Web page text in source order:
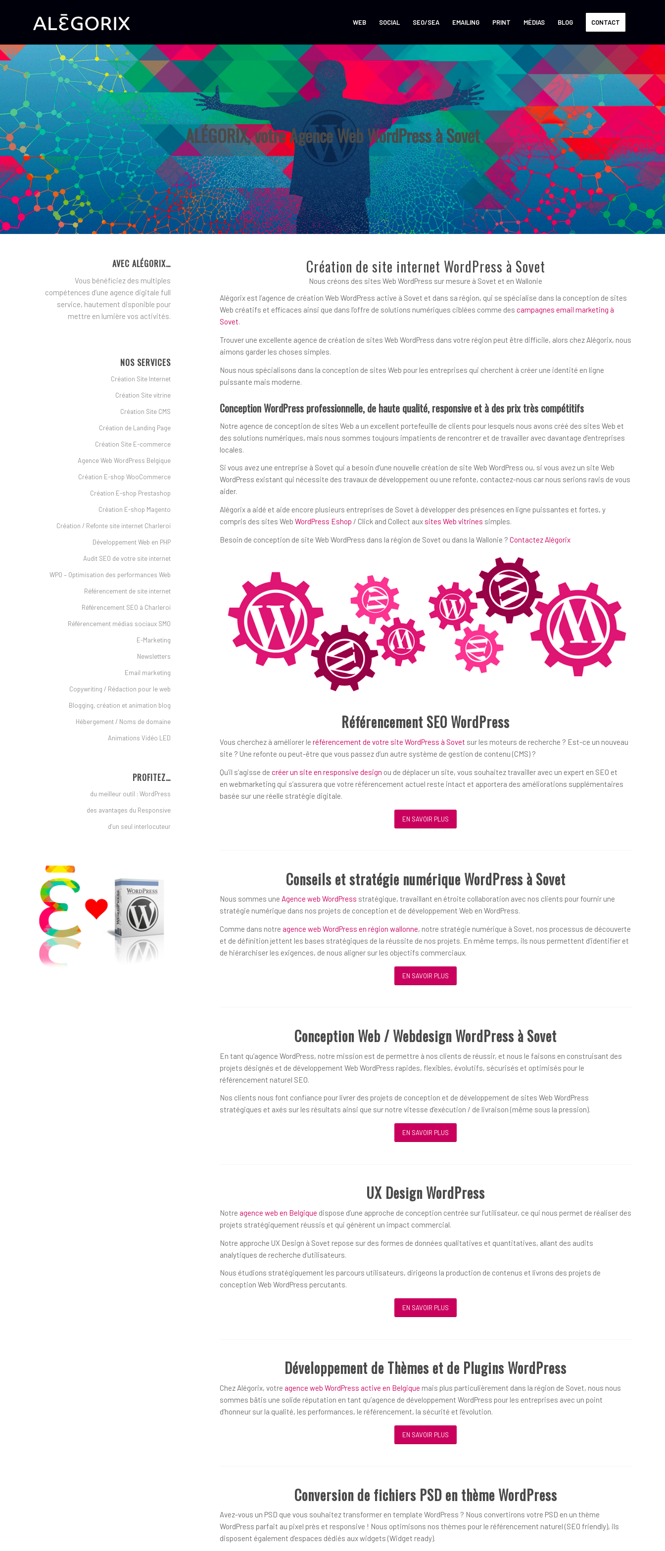
WEB SOCIAL SEO/SEA EMAILING PRINT MÉDIAS BLOG CONTACT
ALÉGORIX, votre Agence Web WordPress à Sovet
Création de site internet WordPress à Sovet
Nous créons des sites Web WordPress sur mesure à Sovet et en Wallonie
Alégorix est l’agence de création Web WordPress active à Sovet et dans sa région, qui se spécialise dans la conception de sites
Web créatifs et efficaces ainsi que dans l’offre de solutions numériques ciblées comme des campagnes email marketing à
Sovet.
Trouver une excellente agence de création de sites Web WordPress dans votre région peut être difficile, alors chez Alégorix, nous
aimons garder les choses simples.
Nous nous spécialisons dans la conception de sites Web pour les entreprises qui cherchent à créer une identité en ligne
puissante mais moderne.
Conception WordPress professionnelle, de haute qualité, responsive et à des prix très compétitifs
Notre agence de conception de sites Web a un excellent portefeuille de clients pour lesquels nous avons créé des sites Web et
des solutions numériques, mais nous sommes toujours impatients de rencontrer et de travailler avec davantage d’entreprises
locales.
Si vous avez une entreprise à Sovet qui a besoin d’une nouvelle création de site Web WordPress ou, si vous avez un site Web
WordPress existant qui nécessite des travaux de développement ou une refonte, contactez-nous car nous serions ravis de vous
aider.
Alégorix a aidé et aide encore plusieurs entreprises de Sovet à développer des présences en ligne puissantes et fortes, y
compris des sites Web WordPress Eshop / Click and Collect aux sites Web vitrines simples.
Besoin de conception de site Web WordPress dans la région de Sovet ou dans la Wallonie ? Contactez Alégorix
Référencement SEO WordPress
Vous cherchez à améliorer le référencement de votre site WordPress à Sovet sur les moteurs de recherche ? Est-ce un nouveau
site ? Une refonte ou peut-être que vous passez d’un autre système de gestion de contenu (CMS) ?
Qu’il s’agisse de créer un site en responsive design ou de déplacer un site, vous souhaitez travailler avec un expert en SEO et
en webmarketing qui s’assurera que votre référencement actuel reste intact et apportera des améliorations supplémentaires
basée sur une réelle stratégie digitale.
EN SAVOIR PLUS
Conseils et stratégie numérique WordPress à Sovet
Nous sommes une Agence web WordPress stratégique, travaillant en étroite collaboration avec nos clients pour fournir une
stratégie numérique dans nos projets de conception et de développement Web en WordPress.
Comme dans notre agence web WordPress en région wallonne, notre stratégie numérique à Sovet, nos processus de découverte
et de définition jettent les bases stratégiques de la réussite de nos projets. En même temps, ils nous permettent d’identifier et
de hiérarchiser les exigences, de nous aligner sur les objectifs commerciaux.
EN SAVOIR PLUS
Conception Web / Webdesign WordPress à Sovet
En tant qu’agence WordPress, notre mission est de permettre à nos clients de réussir, et nous le faisons en construisant des
projets désignés et de développement Web WordPress rapides, flexibles, évolutifs, sécurisés et optimisés pour le
référencement naturel SEO.
Nos clients nous font confiance pour livrer des projets de conception et de développement de sites Web WordPress
stratégiques et axés sur les résultats ainsi que sur notre vitesse d’exécution / de livraison (même sous la pression).
EN SAVOIR PLUS
UX Design WordPress
Notre agence web en Belgique dispose d’une approche de conception centrée sur l’utilisateur, ce qui nous permet de réaliser des
projets stratégiquement réussis et qui génèrent un impact commercial.
Notre approche UX Design à Sovet repose sur des formes de données qualitatives et quantitatives, allant des audits
analytiques de recherche d’utilisateurs.
Nous étudions stratégiquement les parcours utilisateurs, dirigeons la production de contenus et livrons des projets de
conception Web WordPress percutants.
EN SAVOIR PLUS
Développement de Thèmes et de Plugins WordPress
Chez Alégorix, votre agence web WordPress active en Belgique mais plus particulièrement dans la région de Sovet, nous nous
sommes bâtis une solide réputation en tant qu’agence de développement WordPress pour les entreprises avec un point
d’honneur sur la qualité, les performances, le référencement, la sécurité et l’évolution.
EN SAVOIR PLUS
Conversion de fichiers PSD en thème WordPress
Avez-vous un PSD que vous souhaitez transformer en template WordPress ? Nous convertirons votre PSD en un thème
WordPress parfait au pixel près et responsive ! Nous optimisons nos thèmes pour le référencement naturel (SEO friendly), ils
disposent également d’espaces dédiés aux widgets (Widget ready).
AVEC ALÉGORIX…
Vous bénéficiez des multiples
compétences d’une agence digitale full
service, hautement disponible pour
mettre en lumière vos activités.
NOS SERVICES
Création Site Internet
Création Site vitrine
Création Site CMS
Création de Landing Page
Création Site E-commerce
Agence Web WordPress Belgique
Création E-shop WooCommerce
Création E-shop Prestashop
Création E-shop Magento
Création / Refonte site internet Charleroi
Développement Web en PHP
Audit SEO de votre site internet
WPO – Optimisation des performances Web
Référencement de site internet
Référencement SEO à Charleroi
Référencement médias sociaux SMO
E-Marketing
Newsletters
Email marketing
Copywriting / Rédaction pour le web
Blogging, création et animation blog
Hébergement / Noms de domaine
Animations Vidéo LED
PROFITEZ…
du meilleur outil : WordPress
des avantages du Responsive
d’un seul interlocuteur